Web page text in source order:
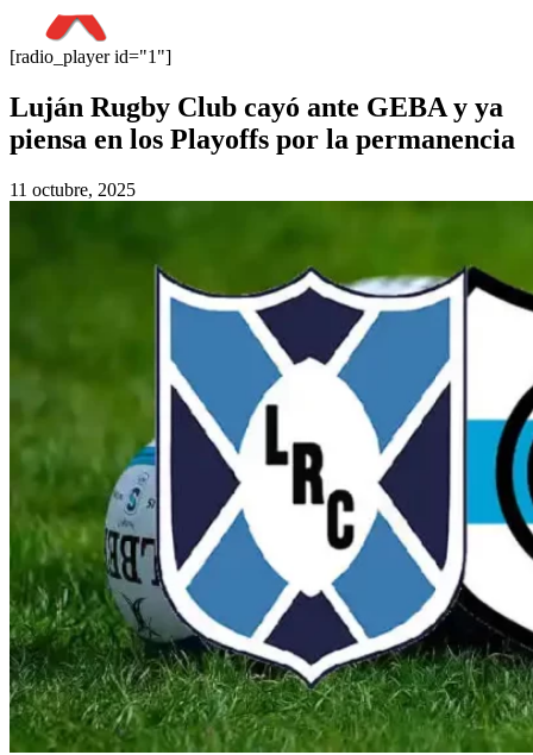
[radio_player id="1"]
Luján Rugby Club cayó ante GEBA y ya
piensa en los Playoffs por la permanencia
11 octubre, 2025